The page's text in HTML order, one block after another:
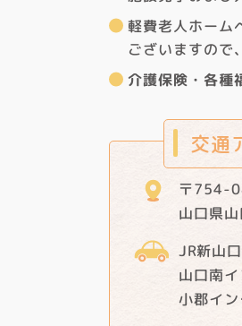
軽費老人ホーム
ございますので、
介護保険・各種
交通
〒754-
山口県
JR新山
山口南
小郡イ